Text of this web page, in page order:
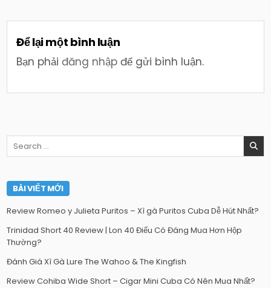
Để lại một bình luận
Bạn phảiđăng nhập để gửi bình luận.
Search
for:
BÀI VIẾT MỚI
Review Romeo y Julieta Puritos – Xì gà Puritos Cuba Dễ Hút Nhất?
Trinidad Short 40 Review | Lon 40 Điếu Có Đáng Mua Hơn Hộp
Thường?
Đánh Giá Xì Gà Lure The Wahoo & The Kingfish
Review Cohiba Wide Short – Cigar Mini Cuba Có Nên Mua Nhất?